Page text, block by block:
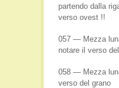
partendo dalla
verso ovest !!
057 — Mezza
notare il verso
058 — Mezza
verso del grano